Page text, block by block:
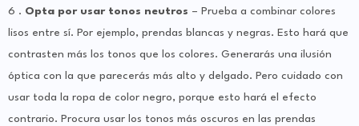
6 . Opta por usar tonos neutros – Prueba a combinar colores
lisos entre sí. Por ejemplo, prendas blancas y negras. Esto hará que
contrasten más los tonos que los colores. Generarás una ilusión
óptica con la que parecerás más alto y delgado. Pero cuidado con
usar toda la ropa de color negro, porque esto hará el efecto
contrario. Procura usar los tonos más oscuros en las prendas